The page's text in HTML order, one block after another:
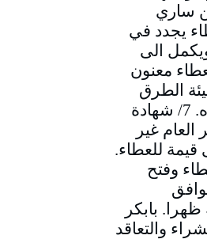
ساري
يجدد في
الى
معنون
الطرق
والجسور ومصارف المياه. 7/ شهادة
8/ المدير العام غير
قيمة للعطاء.
وفتح
السـ12ـاعة ظهرا. بابكر
والتعاقد